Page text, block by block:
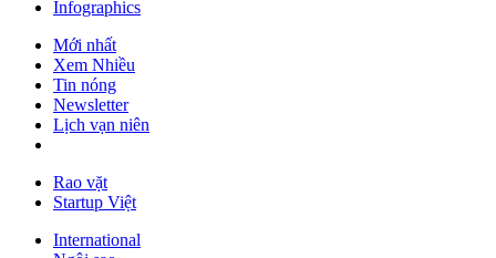
Infographics
Mới nhất
Xem Nhiều
Tin nóng
Newsletter
Lịch vạn niên
Rao vặt
Startup Việt
International